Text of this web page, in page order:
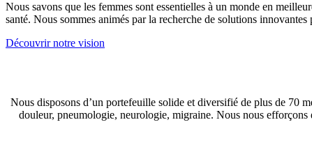
Nous savons que les femmes sont essentielles à un monde en
santé. Nous sommes animés par la recherche de solutions
Découvrir notre vision
Nous disposons d’un portefeuille solide et diversifié de plus de 70
douleur, pneumologie, neurologie, migraine. Nous nous efforçons